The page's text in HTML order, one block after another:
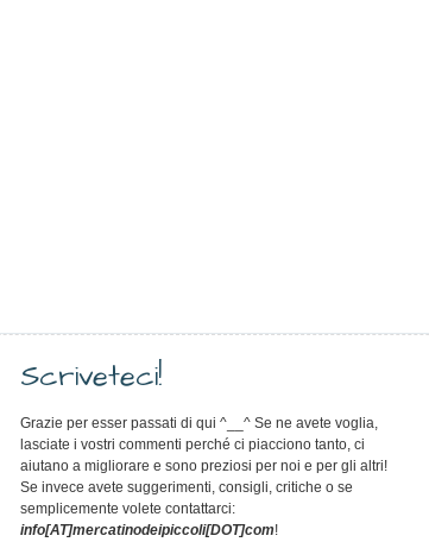
Scriveteci!
Grazie per esser passati di qui ^__^ Se ne avete voglia,
lasciate i vostri commenti perché ci piacciono tanto, ci
aiutano a migliorare e sono preziosi per noi e per gli altri!
Se invece avete suggerimenti, consigli, critiche o se
semplicemente volete contattarci:
info[AT]mercatinodeipiccoli[DOT]com!